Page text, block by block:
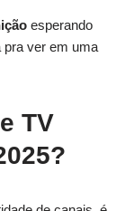
esperando
pra ver em uma
TV